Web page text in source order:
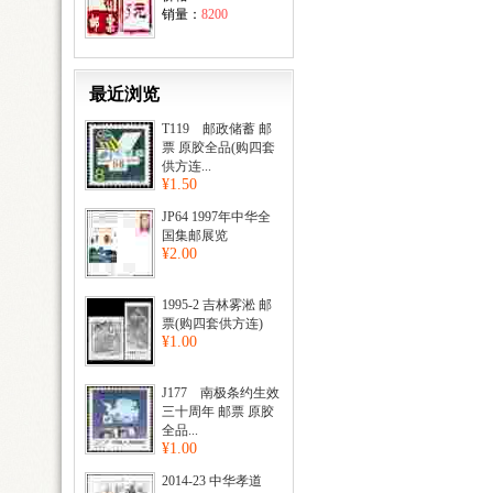
销量： 8200
最近浏览
T119 邮政储蓄 邮
票 原胶全品(购四套
供方连...
¥1.50
JP64 1997年中华全
国集邮展览
¥2.00
1995-2 吉林雾淞 邮
票(购四套供方连)
¥1.00
J177 南极条约生效
三十周年 邮票 原胶
全品...
¥1.00
2014-23 中华孝道